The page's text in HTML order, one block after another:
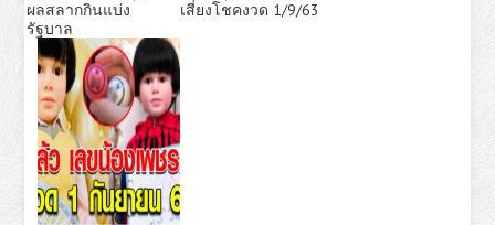
ผลสลากกินแบ่ง
รัฐบาล
เสี่ยงโชคงวด 1/9/63